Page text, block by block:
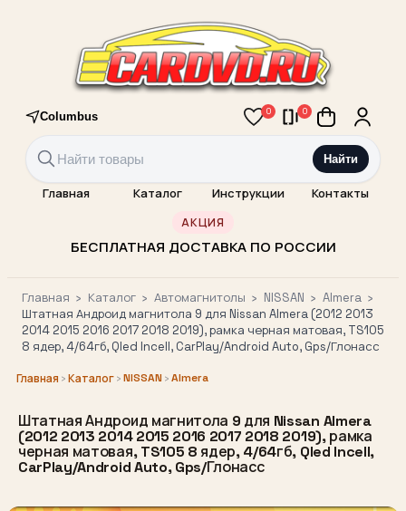
Columbus 0 0
Найти
Главная Каталог Инструкции Контакты
АКЦИЯ
БЕСПЛАТНАЯ ДОСТАВКА ПО РОССИИ
Главная › Каталог › Автомагнитолы › NISSAN › Almera ›
Штатная Андроид магнитола 9 для Nissan Almera (2012 2013
2014 2015 2016 2017 2018 2019), рамка черная матовая, TS105
8 ядер, 4/64гб, Qled Incell, CarPlay/Android Auto, Gps/Глонасс
Главная ›Каталог›NISSAN ›Almera
Штатная Андроид магнитола 9 для Nissan Almera
(2012 2013 2014 2015 2016 2017 2018 2019), рамка
черная матовая, TS105 8 ядер, 4/64гб, Qled Incell,
CarPlay/Android Auto, Gps/Глонасс